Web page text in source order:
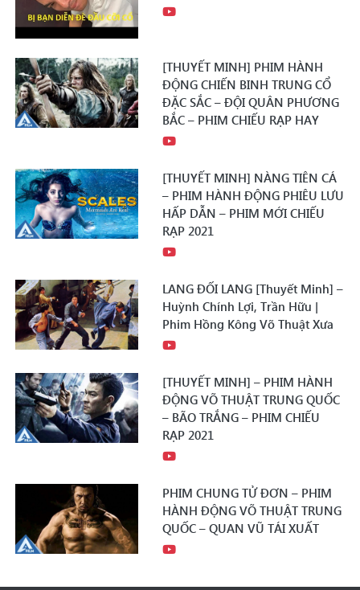
[THUYẾT MINH] PHIM HÀNH
ĐỘNG CHIẾN BINH TRUNG CỔ
ĐẶC SẮC – ĐỘI QUÂN PHƯƠNG
BẮC – PHIM CHIẾU RẠP HAY
[THUYẾT MINH] NÀNG TIÊN CÁ
– PHIM HÀNH ĐỘNG PHIÊU LƯU
HẤP DẪN – PHIM MỚI CHIẾU
RẠP 2021
LANG ĐỐI LANG [Thuyết Minh] –
Huỳnh Chính Lợi, Trần Hữu |
Phim Hồng Kông Võ Thuật Xưa
[THUYẾT MINH] – PHIM HÀNH
ĐỘNG VÕ THUẬT TRUNG QUỐC
– BÃO TRẮNG – PHIM CHIẾU
RẠP 2021
PHIM CHUNG TỬ ĐƠN – PHIM
HÀNH ĐỘNG VÕ THUẬT TRUNG
QUỐC – QUAN VŨ TÁI XUẤT